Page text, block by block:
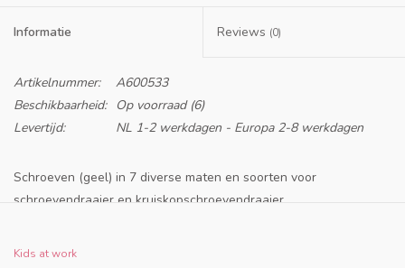
Informatie Reviews (0)
Artikelnummer:
A600533
Beschikbaarheid:
Op voorraad(6)
Levertijd:
NL 1-2 werkdagen - Europa 2-8 werkdagen
Schroeven (geel) in 7 diverse maten en soorten voor
schroevendraaier en kruiskopschroevendraaier.
Leeftijdsadvies: doorgaans vanaf 8 jaar. Volg altijd het advies bij
Kids at work